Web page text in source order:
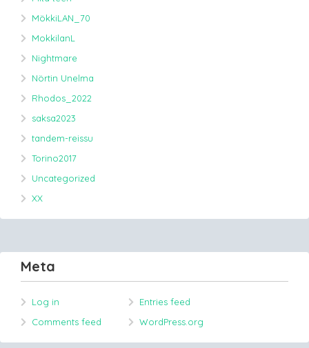
MökkiLAN_70
MokkilanL
Nightmare
Nörtin Unelma
Rhodos_2022
saksa2023
tandem-reissu
Torino2017
Uncategorized
XX
Meta
Log in
Entries feed
Comments feed
WordPress.org